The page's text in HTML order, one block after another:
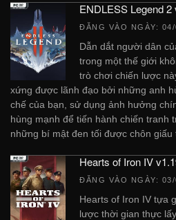
ENDLESS Legend
ĐĂNG VÀO NGÀY:
Dẫn dắt người dân
trong một thế giới
trò chơi chiến lược
xứng được lãnh đạo bởi những anh
chế của bạn, sử dụng ảnh hưởng
hùng mạnh để tiến hành chiến tranh
những bí mật đen tối được chôn giấu
Hearts of Iron IV
ĐĂNG VÀO NGÀY:
Hearts of Iron IV tựa
lược thời gian thực